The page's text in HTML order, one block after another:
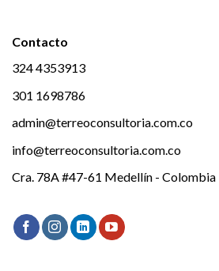
Contacto
324 4353913
301 1698786
admin@terreoconsultoria.com.co
info@terreoconsultoria.com.co
Cra. 78A #47-61 Medellín - Colombia